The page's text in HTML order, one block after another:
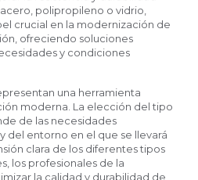
polipropileno o vidrio,
crucial en la modernización de
ofreciendo soluciones
y condiciones
una herramienta
moderna. La elección del tipo
de las necesidades
del entorno en el que se llevará
clara de los diferentes tipos
los profesionales de la
la calidad y durabilidad de